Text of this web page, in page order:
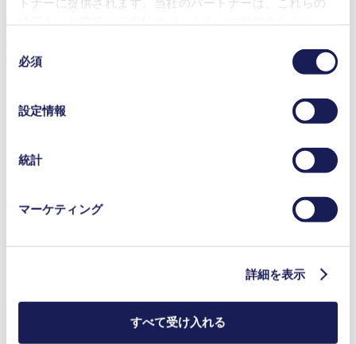
データと組み合わせる場合があります。お客様の同意登
録は、ウェブサイトの末尾に記載されている「Cookies」
をクリックし、チェックマークを外していただけば、い
つでも取り消すことができます。
保存期間の詳細については、当社の[プライバシーポリシ
必須
設定情報
統計
マーケティング
詳細を表示
すべて受け入れる
す。
最大吐出圧力：6 bar（rel）